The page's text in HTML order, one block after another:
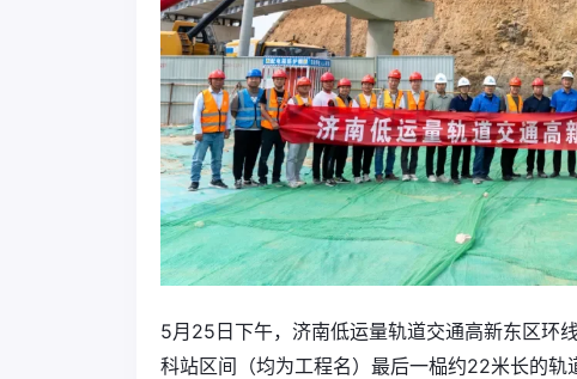
5月25日下午，济南低运量轨道交通高新东区环
科站区间（均为工程名）最后一榀约22米长的轨